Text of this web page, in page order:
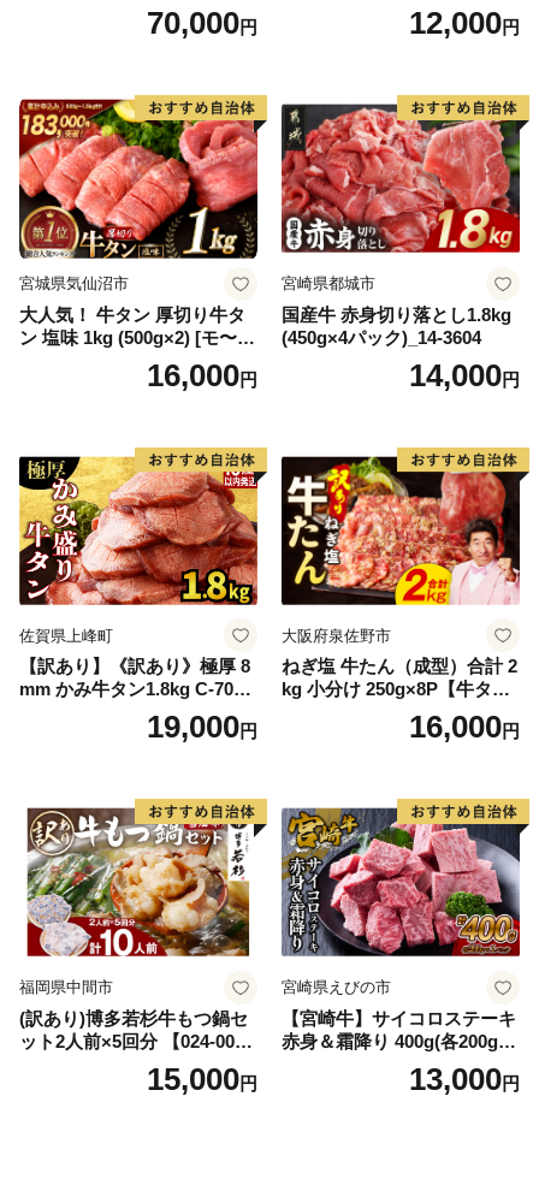
キ ブランド肉 ヒレ肉 フィレ
肉 ジューシー ヘルシー】(H0
70,000円 12,000円
宮城県気仙沼市
大人気！ 牛タン 厚切り牛タ
ン 塩味 1kg (500g×2) [モ〜ラ
ンド 宮城県 気仙沼市 205646
60] 肉 牛肉 精肉 牛たん 牛タ
厚切り タン
16,000円
宮崎県都城市
国産牛 赤身切り落とし1.8kg
(450g×4パック)_14-3604
14,000円
佐賀県上峰町
【訳あり】《訳あり》極厚 8
mm かみ牛タン1.8kg C-709-
19,000円
大阪府泉佐野市
ねぎ塩 牛たん（成型）合計 2
kg 小分け 250g×8P【牛タン
牛肉 焼肉用 薄切り 訳あり サ
16,000円
福岡県中間市
(訳あり)博多若杉牛もつ鍋セ
ット2人前×5回分 【024-002
15,000円
宮崎県えびの市
【宮崎牛】サイコロステーキ
赤身＆霜降り 400g(各200g×
１P 計2P) 真空パック 冷凍
13,000円